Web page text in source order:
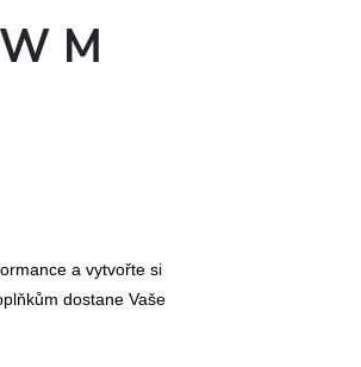
M
a vytvořte si
dostane Vaše